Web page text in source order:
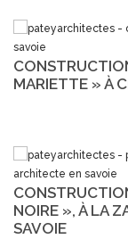
MARIETTE » À
NOIRE », À LA
SAVOIE